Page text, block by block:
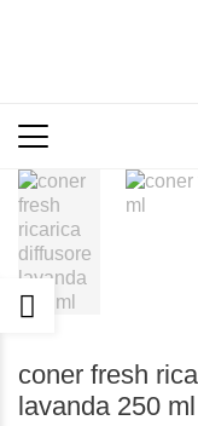
coner fresh
lavanda 250 ml